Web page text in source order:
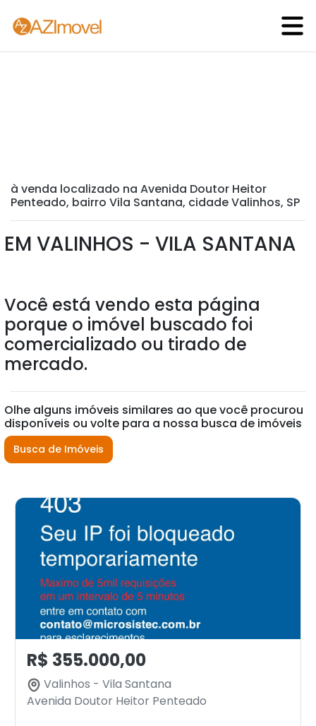
à venda localizado na Avenida Doutor Heitor
Penteado, bairro Vila Santana, cidade Valinhos, SP
EM VALINHOS - VILA SANTANA
Você está vendo esta página
porque o imóvel buscado foi
comercializado ou tirado de
mercado.
Olhe alguns imóveis similares ao que você procurou
disponíveis ou volte para a nossa busca de imóveis
Busca de Imóveis
R$ 355.000,00
Valinhos - Vila Santana
Avenida Doutor Heitor Penteado